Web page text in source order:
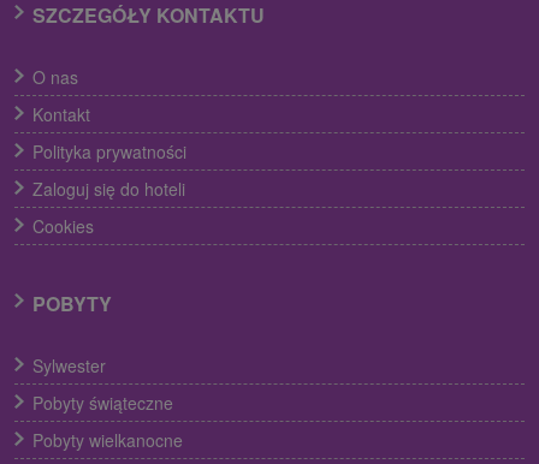
SZCZEGÓŁY KONTAKTU
O nas
Kontakt
Polityka prywatności
Zaloguj się do hoteli
Cookies
POBYTY
Sylwester
Pobyty świąteczne
Pobyty wielkanocne